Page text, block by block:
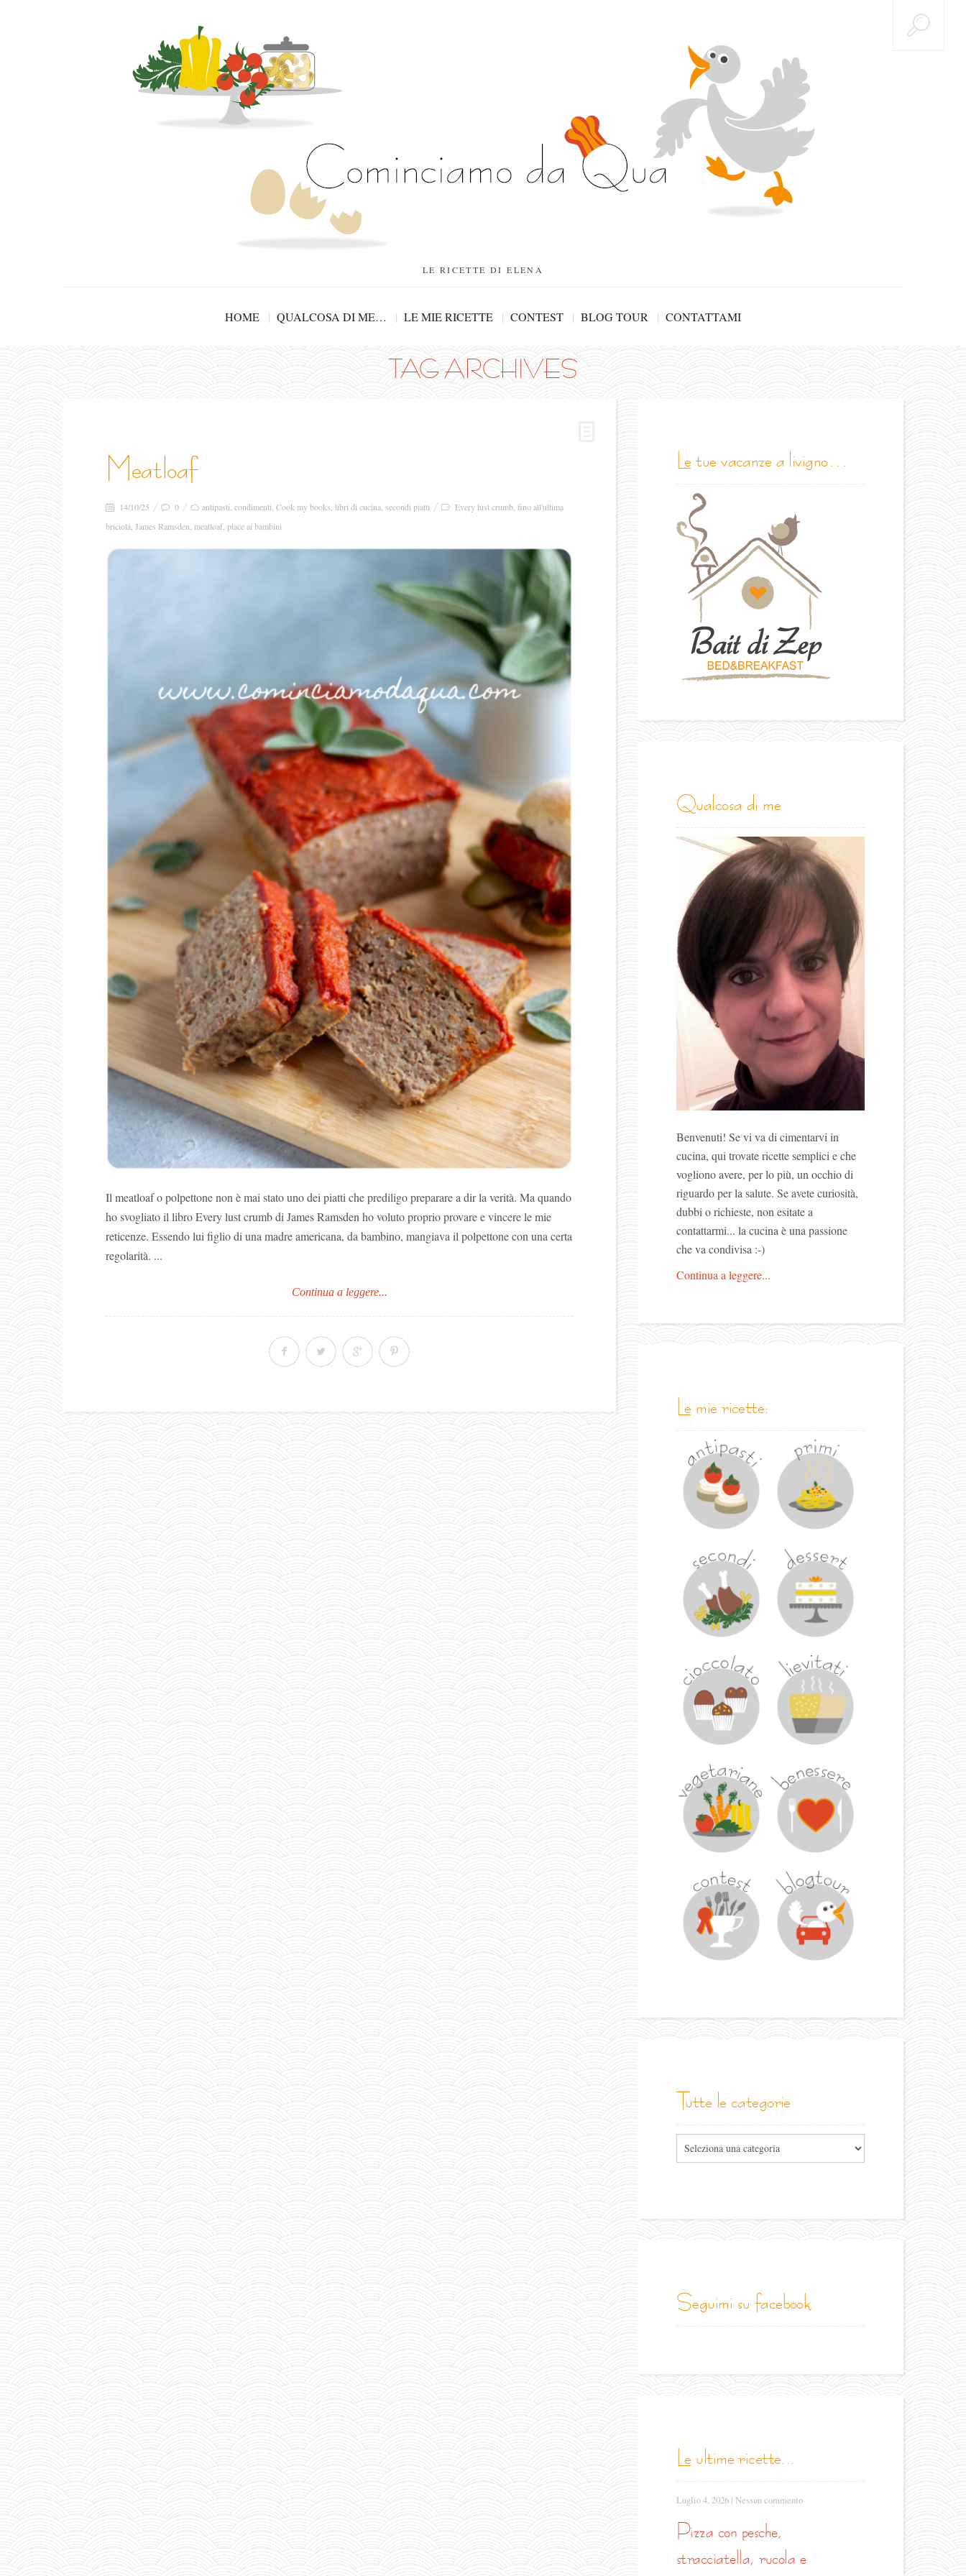
LE RICETTE DI ELENA
HOME QUALCOSA DI ME… LE MIE RICETTE CONTEST BLOG TOUR CONTATTAMI
TAG ARCHIVES
meatloaf
14/10/25 0 antipasti condimenti Cook my books libri di cucina secondi piatti Every lust crumb fino all'ultima
briciola James Ramsden meatloaf, piace ai bambini
Il meatloaf o polpettone non è mai stato uno dei piatti che prediligo preparare a dir la verità. Ma quando
ho svogliato il libro Every lust crumb di James Ramsden ho voluto proprio provare e vincere le mie
reticenze. Essendo lui figlio di una madre americana, da bambino, mangiava il polpettone con una certa
regolarità. ...
Continua a leggere...
le tue vacanze a livigno…
qualcosa di me
Benvenuti! Se vi va di cimentarvi in
cucina, qui trovate ricette semplici e che
vogliono avere, per lo più, un occhio di
riguardo per la salute. Se avete curiosità,
dubbi o richieste, non esitate a
contattarmi... la cucina è una passione
che va condivisa :-)
Continua a leggere...
le mie ricette:
tutte le categorie
seguimi su facebook
le ultime ricette...
Luglio 4, 2026 | Nessun commento
pizza con pesche,
stracciatella, rucola e